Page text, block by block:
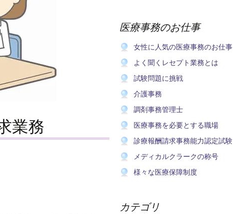
業務
医療事務のお仕事
女性に人気の医療事務のお仕事
よく聞くレセプト業務とは
試験問題に挑戦
介護事務
調剤事務管理士
医療事務を必要とする職場
診療報酬請求事務能力認定試験
メディカルクラークの称号
様々な医療保障制度
カテゴリ